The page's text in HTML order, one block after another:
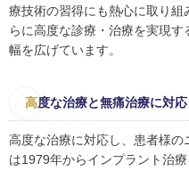
療技術の習得にも熱心に取り組
らに高度な診療・治療を実現
幅を広げています。
高度な治療と無痛治療に対応
高度な治療に対応し、患者様
は1979年からインプラント治